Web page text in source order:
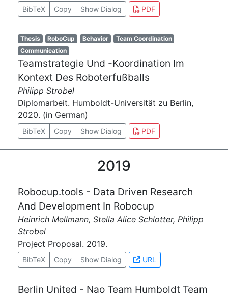
BibTeX Copy Show Dialog PDF
Thesis RoboCup Behavior
Team Coordination
Communication
Teamstrategie Und -Koordination Im
Kontext Des Roboterfußballs
Philipp Strobel
Diplomarbeit. Humboldt-Universität zu Berlin,
2020. (in German)
BibTeX Copy Show Dialog PDF
2019
Robocup.tools - Data Driven Research
And Development In Robocup
Heinrich Mellmann, Stella Alice Schlotter, Philipp
Strobel
Project Proposal. 2019.
BibTeX Copy Show Dialog URL
Berlin United - Nao Team Humboldt Team